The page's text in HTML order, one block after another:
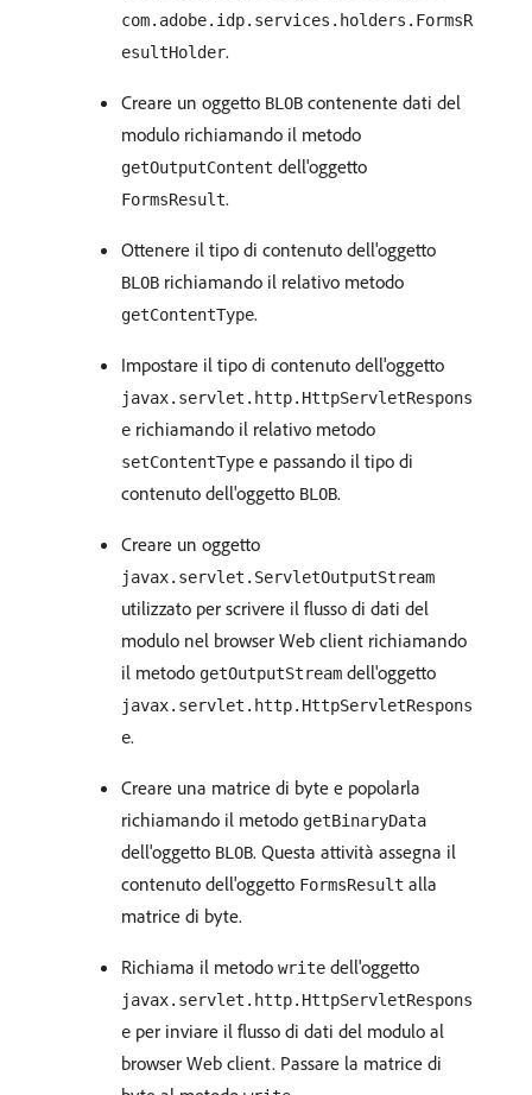
com.adobe.idp.services.holders.FormsR
esultHolder.
Creare un oggetto BLOB contenente dati del
modulo richiamando il metodo
getOutputContent dell'oggetto
FormsResult.
Ottenere il tipo di contenuto dell'oggetto
BLOB richiamando il relativo metodo
getContentType.
Impostare il tipo di contenuto dell'oggetto
javax.servlet.http.HttpServletRespons
e richiamando il relativo metodo
setContentType e passando il tipo di
contenuto dell'oggetto BLOB.
Creare un oggetto
javax.servlet.ServletOutputStream
utilizzato per scrivere il flusso di dati del
modulo nel browser Web client richiamando
il metodo getOutputStream dell'oggetto
javax.servlet.http.HttpServletRespons
e.
Creare una matrice di byte e popolarla
richiamando il metodo getBinaryData
dell'oggetto BLOB. Questa attività assegna il
contenuto dell'oggetto FormsResult alla
matrice di byte.
Richiama il metodo write dell'oggetto
javax.servlet.http.HttpServletRespons
e per inviare il flusso di dati del modulo al
browser Web client. Passare la matrice di